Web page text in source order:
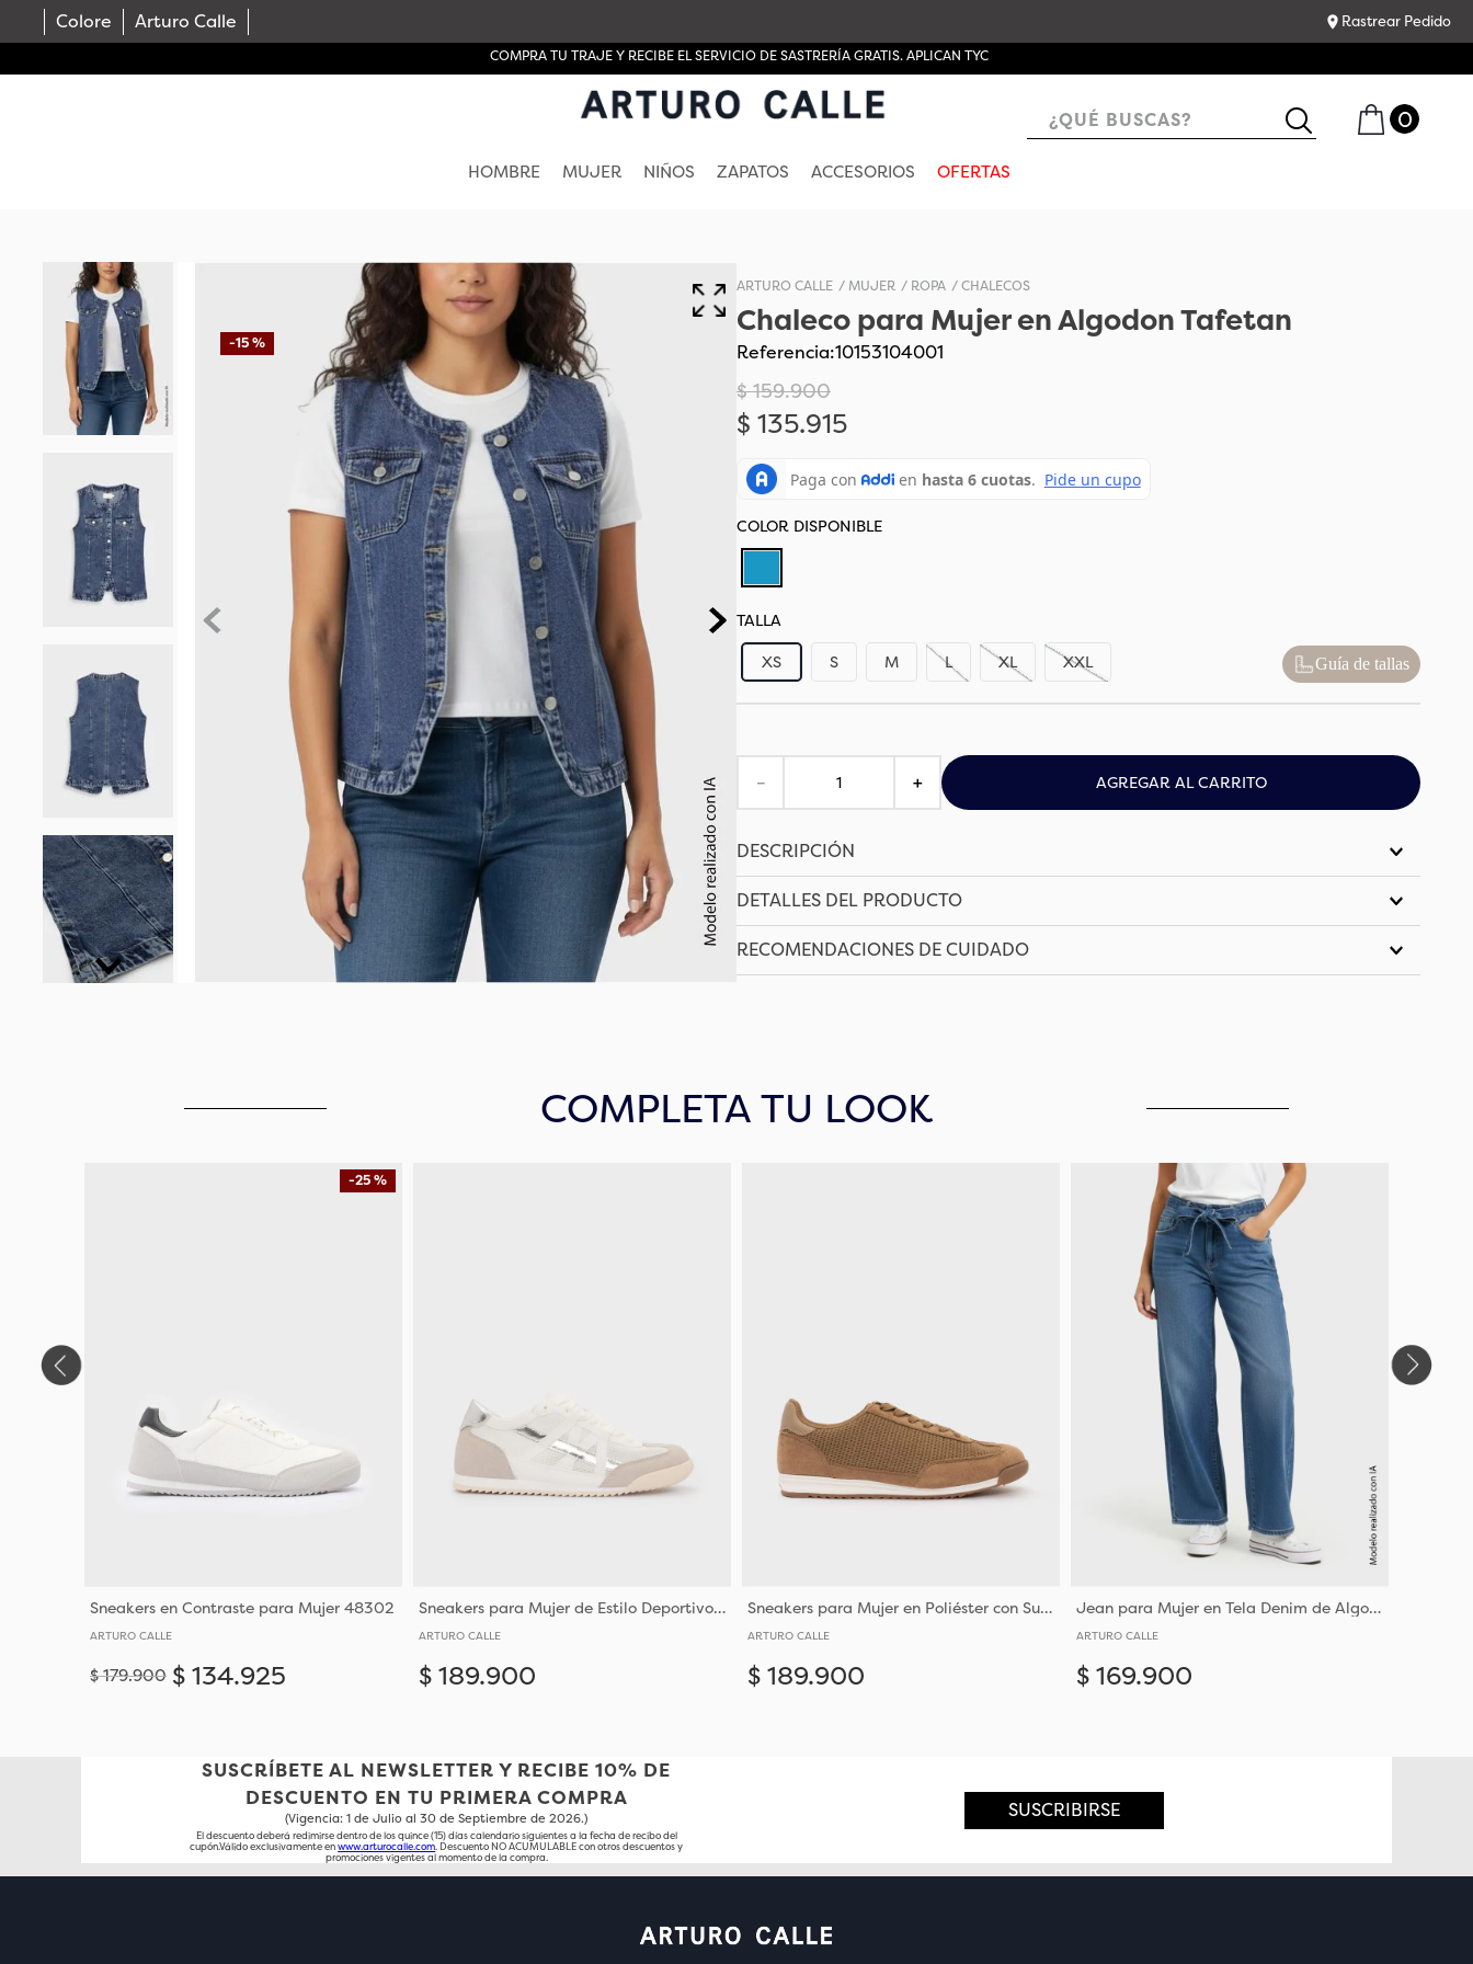
Colore Arturo Calle Rastrear Pedido
COMPRA TU TRAJE Y RECIBE EL SERVICIO DE SASTRERÍA GRATIS. APLICAN TYC
¿QUÉ BUSCAS?
HOMBRE MUJER NIÑOS ZAPATOS ACCESORIOS OFERTAS
-15 %
MUJER ROPA CHALECOS
Chaleco para Mujer en Algodon Tafetan
Referencia:10153104001
$ 159.900
$ 135.915
TALLA
XS S M L XL XXL Guía de tallas
＋
－ AGREGAR AL CARRITO
DESCRIPCIÓN
DETALLES DEL PRODUCTO
RECOMENDACIONES DE CUIDADO
COMPLETA TU LOOK
-25 %
Sneakers en Contraste para Mujer 48302
ARTURO CALLE
$ 179.900 $ 134.925
Sneakers para Mujer de Estilo Deportivo con Materiales Sintéticos Y Suela Resistente
ARTURO CALLE
$ 189.900
Sneakers para Mujer en Poliéster con Suela Sintetica Duradera
ARTURO CALLE
$ 189.900
Jean para Mujer en Tela Denim de Algodón con Tejido Plano Resistente
ARTURO CALLE
$ 169.900
SUSCRÍBETE AL NEWSLETTER Y RECIBE 10% DE
DESCUENTO EN TU PRIMERA COMPRA
(Vigencia: 1 de Julio al 30 de Septiembre de 2026.)
El descuento deberá redimirse dentro de los quince (15) días calendario siguientes a la fecha de recibo del
cupón.Válido exclusivamente enwww.arturocalle.com. Descuento NO ACUMULABLE con otros descuentos y
promociones vigentes al momento de la compra.
SUSCRIBIRSE